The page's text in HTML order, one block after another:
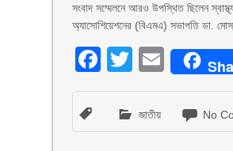
সংবাদ সম্মেলনে আরও উপস্থিত ছিলেন
অ্যাসোশিয়েশনের (বিএমএ) সভাপতি ডা.
Facebook
Twitter
Email
জাতীয় No